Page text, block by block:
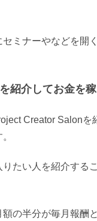
ミナーやなどを開
紹介してお金を
Creator Salonを
りたい人を紹介する
の半分が毎月報酬